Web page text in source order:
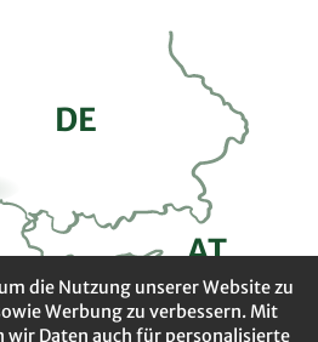
DE
AT
die Nutzung unserer Website zu
Werbung zu verbessern. Mit
Daten auch für personalisierte